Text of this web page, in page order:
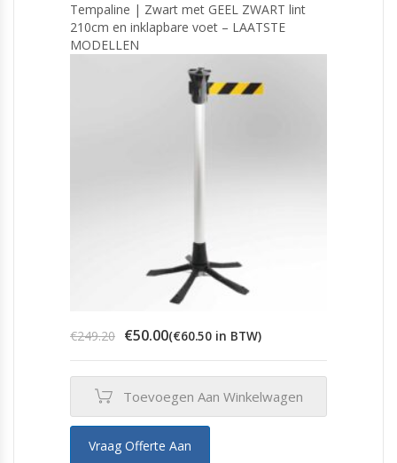
Tempaline | Zwart met GEEL ZWART lint
210cm en inklapbare voet – LAATSTE
MODELLEN
€249.20 Oorspronkelijke
€50.00Huidige
(€60.50 in BTW)
Toevoegen Aan Winkelwagen
Vraag Offerte Aan